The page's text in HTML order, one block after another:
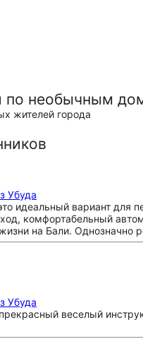
по необычным
жителей города
Убуда
идеальный вариант для
комфортабельный
на Бали. Однозначно
Убуда
веселый